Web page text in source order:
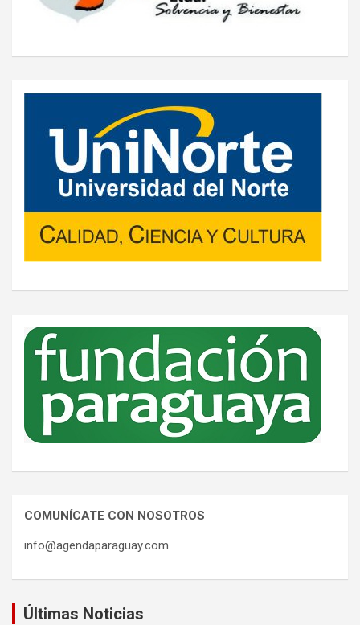
COMUNÍCATE CON NOSOTROS
info@agendaparaguay.com
Últimas Noticias